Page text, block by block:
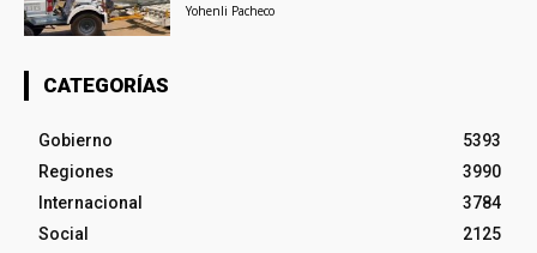
Yohenli Pacheco
CATEGORÍAS
Gobierno
5393
Regiones
3990
Internacional
3784
Social
2125